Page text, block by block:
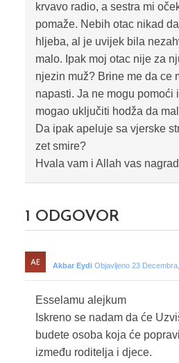
krvavo radio, a sestra mi
pomaže. Nebih otac nikad
hljeba, al je uvijek bila
malo. Ipak moj otac nije za
njezin muž? Brine me da ce
napasti. Ja ne mogu pomoći
mogao uključiti hodža da
Da ipak apeluje sa vjerske
zet smire?
Hvala vam i Allah vas
1 ODGOVOR
Akbar Eydi Objavljeno 23
Esselamu alejkum
Iskreno se nadam da će
budete osoba koja će
između roditelja i djece.